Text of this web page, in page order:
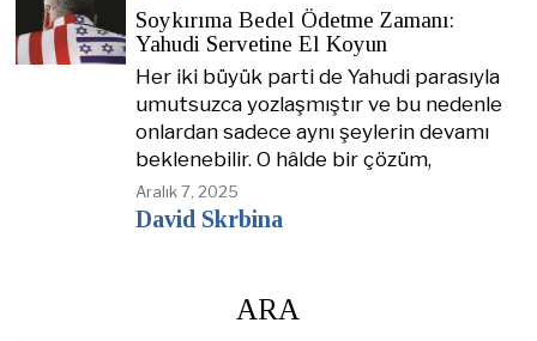
Soykırıma Bedel Ödetme Zamanı:
Yahudi Servetine El Koyun
Her iki büyük parti de Yahudi parasıyla
umutsuzca yozlaşmıştır ve bu nedenle
onlardan sadece aynı şeylerin devamı
beklenebilir. O hâlde bir çözüm,
Aralık 7, 2025
David Skrbina
ARA